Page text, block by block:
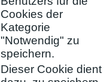
Cookies der
Kategorie
"Notwendig" zu
speichern.
Dieser Cookie dient